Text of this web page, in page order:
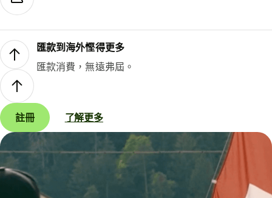
匯款到海外慳得更多
匯款消費，無遠弗屆。
註冊 了解更多